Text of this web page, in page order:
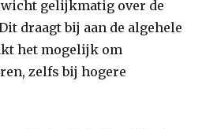
gelijkmatig over de
draagt bij aan de algehele
het mogelijk om
zelfs bij hogere